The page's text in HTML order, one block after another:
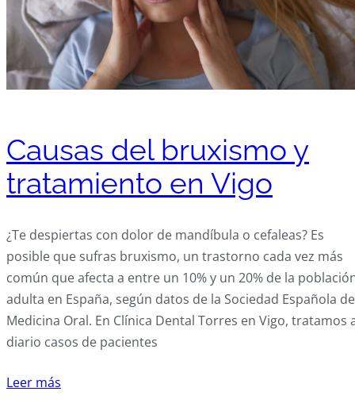
Causas del bruxismo y
tratamiento en Vigo
¿Te despiertas con dolor de mandíbula o cefaleas? Es
posible que sufras bruxismo, un trastorno cada vez más
común que afecta a entre un 10% y un 20% de la
adulta en España, según datos de la Sociedad Española de
Medicina Oral. En Clínica Dental Torres en Vigo, tratamos
diario casos de pacientes
Leer más